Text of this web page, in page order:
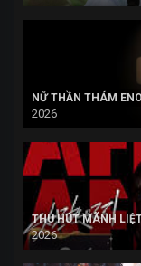
NỮ THẦN THÁM
2026
THU HÚT MÃNH
2026